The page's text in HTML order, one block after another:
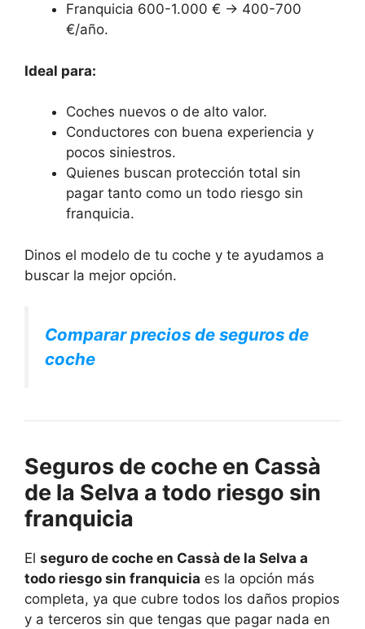
Franquicia 600-1.000 € → 400-700
€/año.
Ideal para:
Coches nuevos o de alto valor.
Conductores con buena experiencia y
pocos siniestros.
Quienes buscan protección total sin
pagar tanto como un todo riesgo sin
franquicia.
Dinos el modelo de tu coche y te ayudamos a
buscar la mejor opción.
Comparar precios de seguros de
coche
Seguros de coche en Cassà
de la Selva a todo riesgo sin
franquicia
El seguro de coche en Cassà de la Selva a
todo riesgo sin franquicia es la opción más
completa, ya que cubre todos los daños propios
y a terceros sin que tengas que pagar nada en